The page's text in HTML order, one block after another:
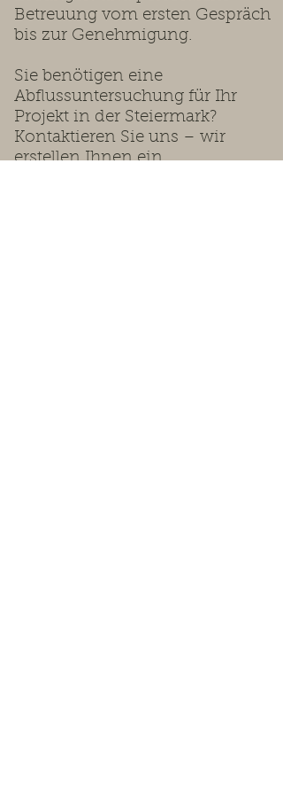
Betreuung vom ersten Gespräch
bis zur Genehmigung.
Sie benötigen eine
Abflussuntersuchung für Ihr
Projekt in der Steiermark?
Kontaktieren Sie uns – wir
erstellen Ihnen ein